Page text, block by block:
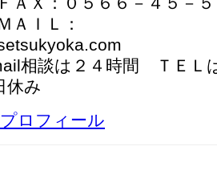
ＡＩＬ：
相談は２４時間 ＴＥＬ
み
ロフィール